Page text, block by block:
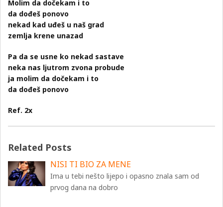
Molim da dočekam i to
da dođeš ponovo
nekad kad uđeš u naš grad
zemlja krene unazad
Pa da se usne ko nekad sastave
neka nas ljutrom zvona probude
ja molim da dočekam i to
da dođeš ponovo
Ref. 2x
Related Posts
NISI TI BIO ZA MENE
Ima u tebi nešto lijepo i opasno znala sam od
prvog dana na dobro